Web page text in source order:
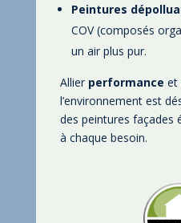
Peintures
COV (composés
un air plus pur.
Allier performance et
l’environnement est
des peintures façades
à chaque besoin.